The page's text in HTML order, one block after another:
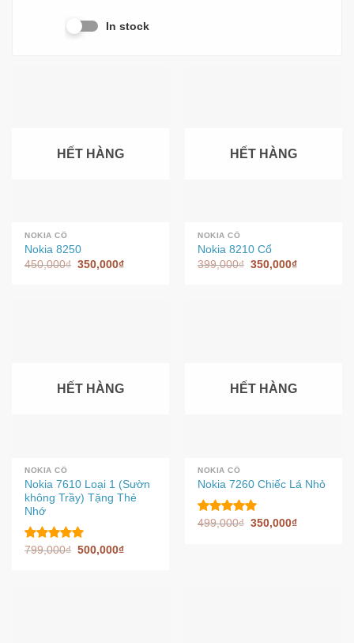
In stock
HẾT HÀNG
NOKIA CỔ
Nokia 8250
450,000₫ 350,000₫
HẾT HÀNG
NOKIA CỔ
Nokia 8210 Cổ
399,000₫ 350,000₫
HẾT HÀNG
NOKIA CỔ
Nokia 7610 Loại 1 (Sườn
không Trầy) Tặng Thẻ
Nhớ
Được xếp
799,000₫ 500,000₫
HẾT HÀNG
NOKIA CỔ
Nokia 7260 Chiếc Lá Nhỏ
Được xếp
499,000₫ 350,000₫